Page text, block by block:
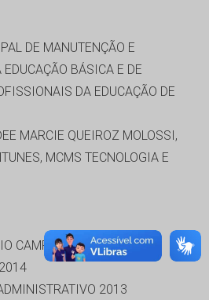
DE MANUTENÇÃO E
BÁSICA E DE
DA EDUCAÇÃO DE
MARCIE QUEIROZ MOLOSSI,
MCMS TECNOLOGIA E
CAMPOS MONTEIRO
2013